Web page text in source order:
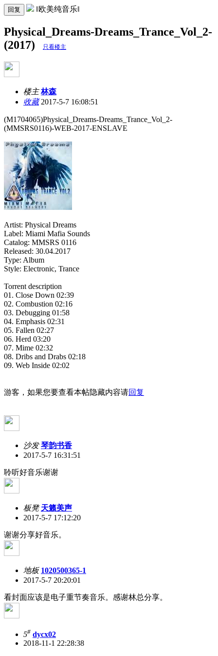
回复 ‖欧美纯音乐‖
Physical_Dreams-Dreams_Trance_Vol_2-
(2017)
只看楼主
楼主 林森
收藏2017-5-7 16:08:51
(M1704065)Physical_Dreams-Dreams_Trance_Vol_2-
(MMSRS0116)-WEB-2017-ENSLAVE
Artist: Physical Dreams
Label: Miami Mafia Sounds
Catalog: MMSRS 0116
Released: 30.04.2017
Type: Album
Style: Electronic, Trance
Torrent description
01. Close Down 02:39
02. Combustion 02:16
03. Debugging 01:58
04. Emphasis 02:31
05. Fallen 02:27
06. Herd 03:20
07. Mime 02:32
08. Dribs and Drabs 02:18
09. Web Inside 02:02
游客，如果您要查看本帖隐藏内容请回复
沙发 琴韵书香
2017-5-7 16:31:51
聆听好音乐谢谢
板凳 天籁美声
2017-5-7 17:12:20
谢谢分享好音乐。
地板 1020500365-1
2017-5-7 20:20:01
看封面应该是电子重节奏音乐。感谢林总分享。
5# dycx02
2018-11-1 22:28:38